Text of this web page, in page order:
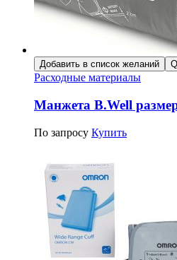
Добавить в список желаний
Расходные материалы
Манжета B.Well
По запросу Купить